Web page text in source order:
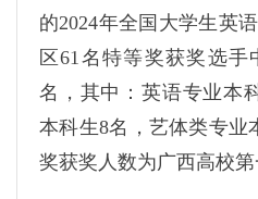
的2024年全国大学生英
区61名特等奖获奖选手
名，其中：英语专业本
本科生8名，艺体类专业
奖获奖人数为广西高校第